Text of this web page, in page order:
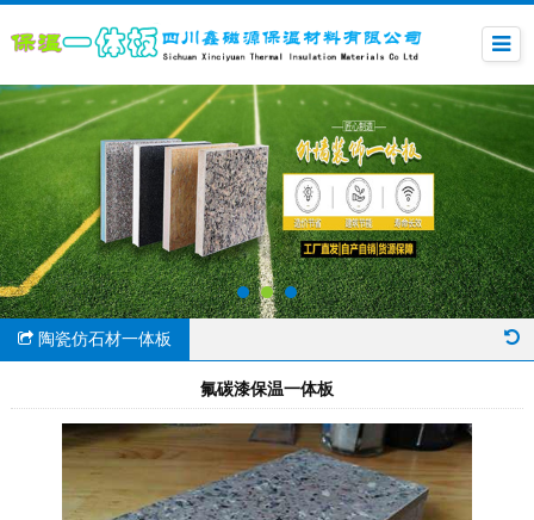
陶瓷仿石材一体板
氟碳漆保温一体板